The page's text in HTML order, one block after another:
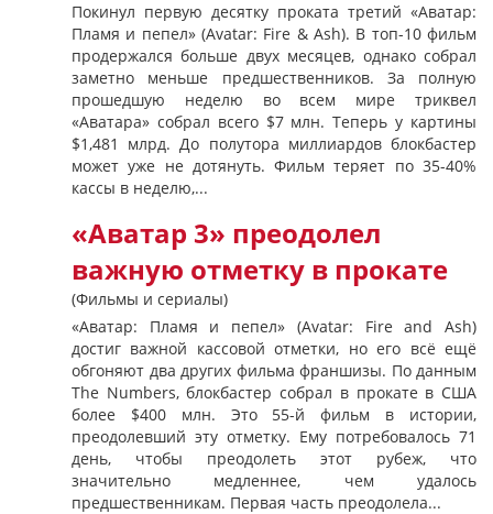
Покинул первую десятку проката третий «Аватар:
Пламя и пепел» (Avatar: Fire & Ash). В топ-10 фильм
продержался больше двух месяцев, однако собрал
заметно меньше предшественников. За полную
прошедшую неделю во всем мире триквел
«Аватара» собрал всего $7 млн. Теперь у картины
$1,481 млрд. До полутора миллиардов блокбастер
может уже не дотянуть. Фильм теряет по 35-40%
кассы в неделю,...
«Аватар 3» преодолел
важную отметку в прокате
(Фильмы и сериалы)
«Аватар: Пламя и пепел» (Avatar: Fire and Ash)
достиг важной кассовой отметки, но его всё ещё
обгоняют два других фильма франшизы. По данным
The Numbers, блокбастер собрал в прокате в США
более $400 млн. Это 55-й фильм в истории,
преодолевший эту отметку. Ему потребовалось 71
день, чтобы преодолеть этот рубеж, что
значительно медленнее, чем удалось
предшественникам. Первая часть преодолела...